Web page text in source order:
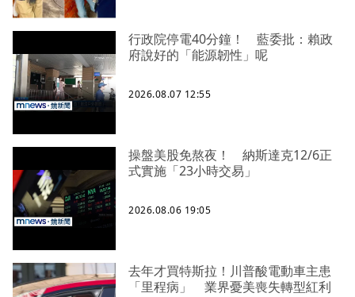
行政院停電40分鐘！ 藍委批：賴政
府說好的「能源韌性」呢
2026.08.07 12:55
操盤美股免熬夜！ 納斯達克12/6正
式實施「23小時交易」
2026.08.06 19:05
去年才買特斯拉！川普酸電動車主患
「里程病」 業界憂美喪失轉型紅利